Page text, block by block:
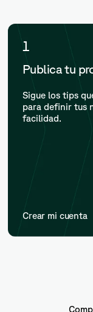
1
Publica tu
Sigue los tips
para definir tus
facilidad.
Crear mi cuenta